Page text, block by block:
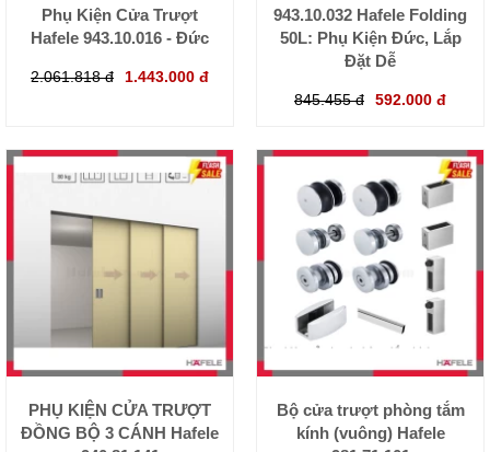
Phụ Kiện Cửa Trượt
Hafele 943.10.016 - Đức
2.061.818 đ 1.443.000 đ
943.10.032 Hafele Folding
50L: Phụ Kiện Đức, Lắp
Đặt Dễ
845.455 đ 592.000 đ
PHỤ KIỆN CỬA TRƯỢT
ĐỒNG BỘ 3 CÁNH Hafele
Bộ cửa trượt phòng tắm
kính (vuông) Hafele